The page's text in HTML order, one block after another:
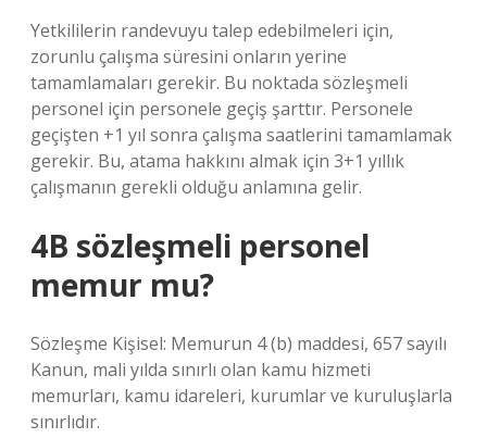
Yetkililerin randevuyu talep edebilmeleri için,
zorunlu çalışma süresini onların yerine
tamamlamaları gerekir. Bu noktada sözleşmeli
personel için personele geçiş şarttır. Personele
geçişten +1 yıl sonra çalışma saatlerini tamamlamak
gerekir. Bu, atama hakkını almak için 3+1 yıllık
çalışmanın gerekli olduğu anlamına gelir.
4B sözleşmeli personel
memur mu?
Sözleşme Kişisel: Memurun 4 (b) maddesi, 657 sayılı
Kanun, mali yılda sınırlı olan kamu hizmeti
memurları, kamu idareleri, kurumlar ve kuruluşlarla
sınırlıdır.